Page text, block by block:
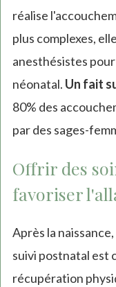
réalise
plus complexes,
anesthésistes
néonatal. Un fait
80% des
par des sages-
Offrir des
favoriser
Après la
suivi postnatal est
récupération